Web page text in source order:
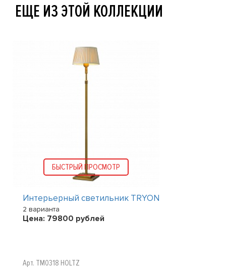
ЕЩЕ ИЗ ЭТОЙ КОЛЛЕКЦИИ
БЫСТРЫЙ ПРОСМОТР
Интерьерный светильник TRYON
2 варианта
Цена: 79800 рублей
Арт. TM0318 HOLTZ